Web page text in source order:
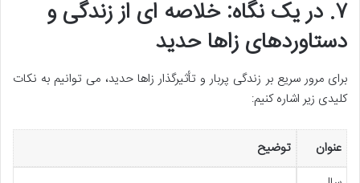
۷. در یک نگاه: خلاصه ای از زندگی و
دستاوردهای زاها حدید
برای مرور سریع بر زندگی پربار و تأثیرگذار زاها حدید، می توانیم به نکات
کلیدی زیر اشاره کنیم:
عنوان
توضیح